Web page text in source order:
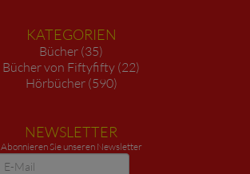
KATEGORIEN
Bücher (35)
Bücher von Fiftyfifty (22)
Hörbücher (590)
NEWSLETTER
Abonnieren Sie unseren Newsletter
Newsletter